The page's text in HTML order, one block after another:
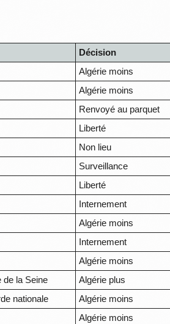
Décision
Algérie moins
Algérie moins
Renvoyé au parquet
Liberté
Non lieu
Surveillance
Liberté
Internement
Algérie moins
Internement
Algérie moins
de la Seine
Algérie plus
nationale
Algérie moins
Algérie moins